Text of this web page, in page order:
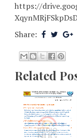
https://
Share:
Related